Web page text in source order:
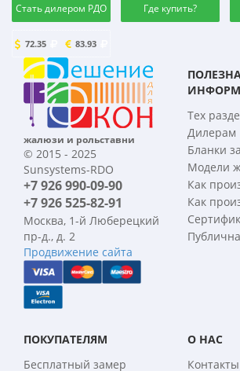
Стать дилером РДО Где купить?
72.35 83.93
жалюзи и рольставни
© 2015 - 2025
Sunsystems-RDO
+7 926 990-09-90
+7 926 525-82-91
Москва, 1-й Люберецкий
пр-д., д. 2
Продвижение сайта
Тех
Дилерам
Бланки
Модели
Как
Как
ПОКУПАТЕЛЯМ
Бесплатный замер
О НАС
Контакты